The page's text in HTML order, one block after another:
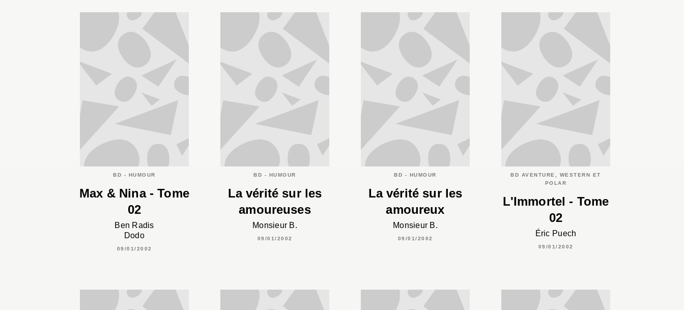
BD - HUMOUR
Max & Nina - Tome
02
Ben Radis
Dodo
09/01/2002
BD - HUMOUR
La vérité sur les
amoureuses
Monsieur B.
09/01/2002
BD - HUMOUR
La vérité sur les
amoureux
Monsieur B.
09/01/2002
BD AVENTURE, WESTERN ET
POLAR
L'Immortel - Tome
02
Éric Puech
09/01/2002